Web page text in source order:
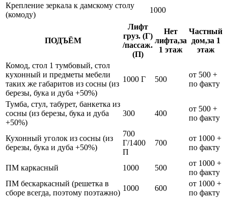
Крепление зеркала к дамскому столу
(комоду)
1000
ПОДЪЁМ
Лифт
груз. (Г)
/пассаж.
(П)
Нет
лифта,за
1 этаж
Частный
дом,за 1
этаж
Комод, стол 1 тумбовый, стол
кухонный и предметы мебели
таких же габаритов из сосны (из
березы, бука и дуба +50%)
1000 Г 500
от 500 +
по факту
Тумба, стул, табурет, банкетка из
сосны (из березы, бука и дуба
+50%)
300 400
от 500 +
по факту
Кухонный уголок из сосны (из
березы, бука и дуба +50%)
700
Г/1400
П
700
от 1000 +
по факту
ПМ каркасный 1000 500
от 1000 +
по факту
ПМ бескаркасный (решетка в
сборе всегда, поэтому поэтажно)
1000 600
от 1000 +
по факту